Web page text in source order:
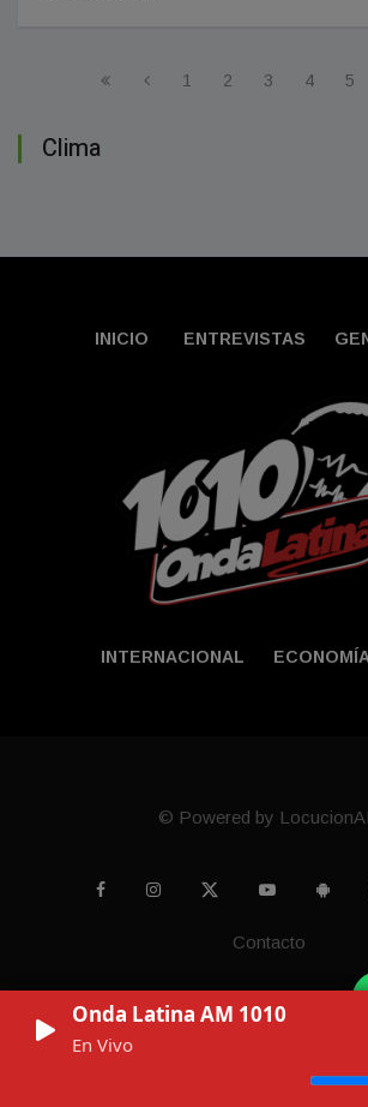
1 2 3 4 5
Clima
Onda Latina AM 1010
En Vivo
INICIO ENTREVISTAS
INTERNACIONAL
© Powered by
Contacto